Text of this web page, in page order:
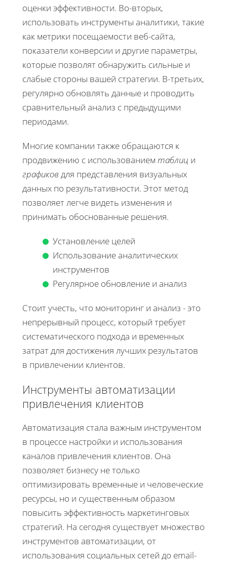
оценки эффективности. Во-вторых,
использовать инструменты аналитики, такие
как метрики посещаемости веб-сайта,
показатели конверсии и другие параметры,
которые позволят обнаружить сильные и
слабые стороны вашей стратегии. В-третьих,
регулярно обновлять данные и проводить
сравнительный анализ с предыдущими
периодами.
Многие компании также обращаются к
продвижению с использованием таблиц и
графиков для представления визуальных
данных по результативности. Этот метод
позволяет легче видеть изменения и
принимать обоснованные решения.
Установление целей
Использование аналитических
инструментов
Регулярное обновление и анализ
Стоит учесть, что мониторинг и анализ - это
непрерывный процесс, который требует
систематического подхода и временных
затрат для достижения лучших результатов
в привлечении клиентов.
Инструменты автоматизации
привлечения клиентов
Автоматизация стала важным инструментом
в процессе настройки и использования
каналов привлечения клиентов. Она
позволяет бизнесу не только
оптимизировать временные и человеческие
ресурсы, но и существенным образом
повысить эффективность маркетинговых
стратегий. На сегодня существует множество
инструментов автоматизации, от
использования социальных сетей до email-